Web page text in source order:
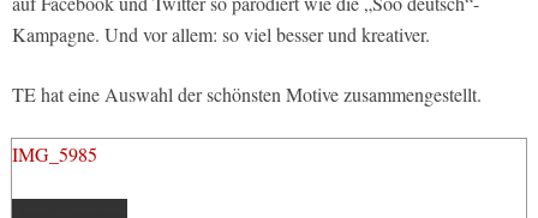
Kampagne. Und vor allem: so viel besser und kreativer.
TE hat eine Auswahl der schönsten Motive zusammengestellt.
IMG_5985